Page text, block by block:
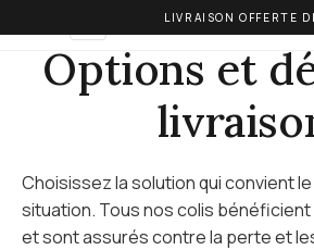
LIVRAISON OFFERTE
OLIVIA
Options et
Choisissez la solution qui convient
situation. Tous nos colis bénéficient
et sont assurés contre la perte et